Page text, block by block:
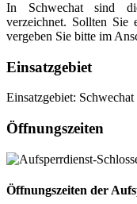
In Schwechat sind
verzeichnet. Sollten Sie
vergeben Sie bitte im
Einsatzgebiet
Einsatzgebiet: Schwechat
Öffnungszeiten
Öffnungszeiten der